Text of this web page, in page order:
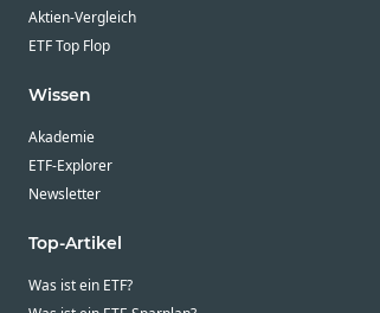
Aktien-Vergleich
ETF Top Flop
Wissen
Akademie
ETF-Explorer
Newsletter
Top-Artikel
Was ist ein ETF?